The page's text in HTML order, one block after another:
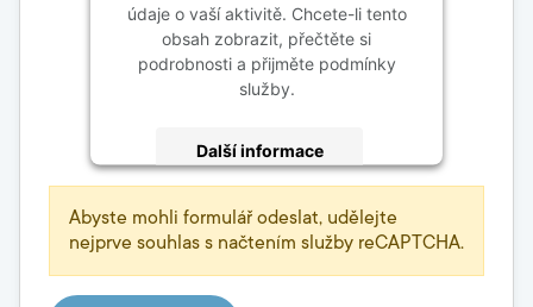
údaje o vaší aktivitě. Chcete-li tento
obsah zobrazit, přečtěte si
podrobnosti a přijměte podmínky
služby.
Další informace
Přijmout
powered byUsercentrics Consent
Management Platform
Abyste mohli formulář odeslat, udělejte
nejprve souhlas s načtením služby reCAPTCHA.